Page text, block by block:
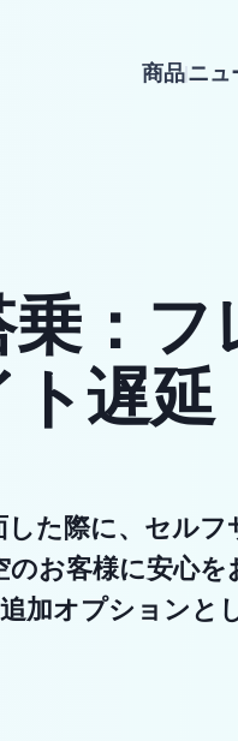
商品ニュ
：フ
遅延
た際に、セル
お客様に安心
加オプションと